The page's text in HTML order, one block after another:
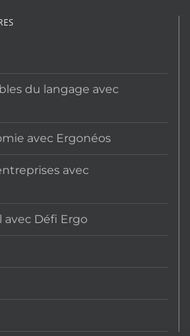
du langage avec
avec Ergonéos
avec
avec Défi Ergo